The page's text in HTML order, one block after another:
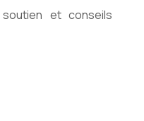
et conseils